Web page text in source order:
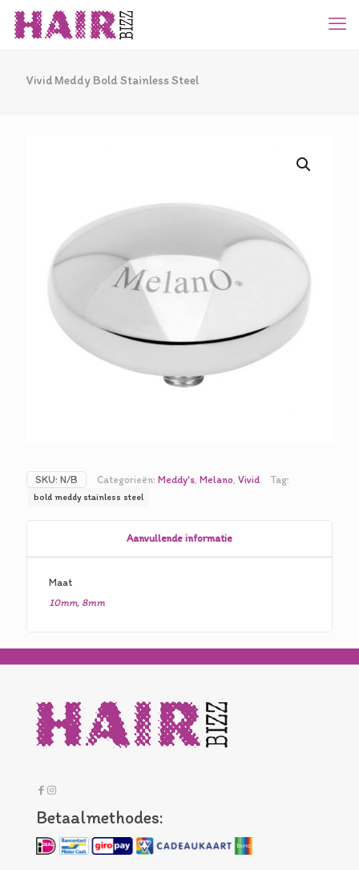
Vivid Meddy Bold Stainless Steel
SKU: N/B Categorieën: Meddy's, Melano, Vivid Tag:
bold meddy stainless steel
Aanvullende informatie
Maat
10mm, 8mm
Betaalmethodes: